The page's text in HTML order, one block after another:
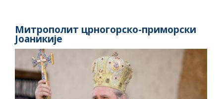
Митрополит црногорско-приморски
Јоаникије